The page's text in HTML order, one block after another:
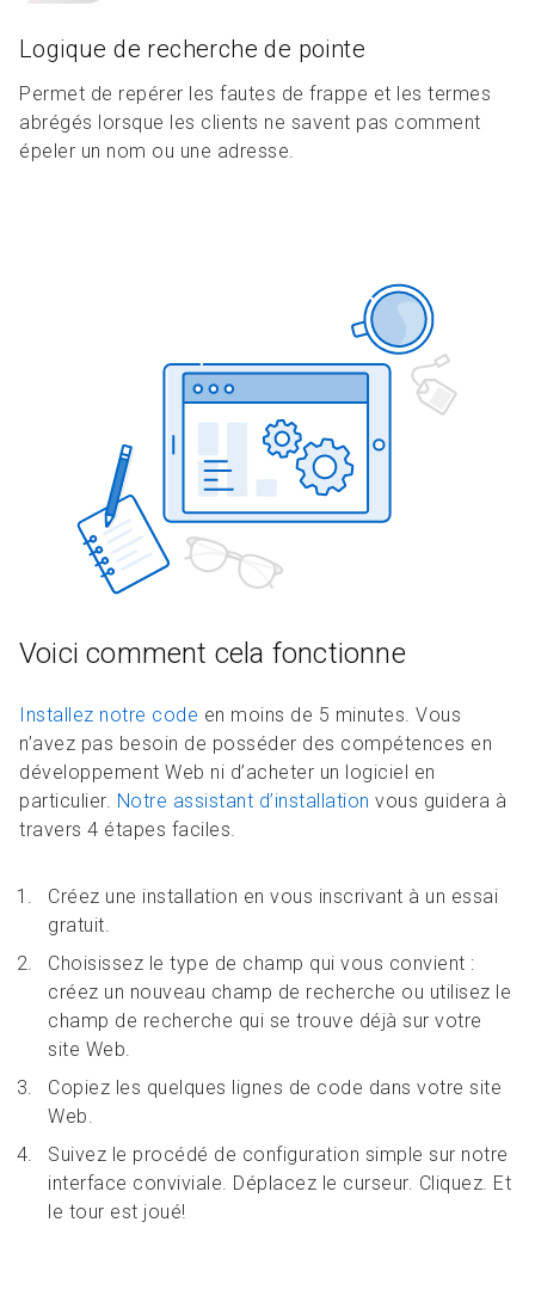
Logique de recherche de pointe
Permet de repérer les fautes de frappe et les termes
abrégés lorsque les clients ne savent pas comment
épeler un nom ou une adresse.
Voici comment cela fonctionne
Installez notre code en moins de 5 minutes. Vous
n’avez pas besoin de posséder des compétences en
développement Web ni d’acheter un logiciel en
particulier. Notre assistant d’installation vous guidera à
travers 4 étapes faciles.
Créez une installation en vous inscrivant à un essai
gratuit.
Choisissez le type de champ qui vous convient :
créez un nouveau champ de recherche ou utilisez le
champ de recherche qui se trouve déjà sur votre
site Web.
Copiez les quelques lignes de code dans votre site
Web.
Suivez le procédé de configuration simple sur notre
interface conviviale. Déplacez le curseur. Cliquez. Et
le tour est joué!